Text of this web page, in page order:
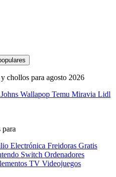
chollos para agosto 2026
Wallapop Temu Miravia Lidl
para
Electrónica Freidoras Gratis
Switch Ordenadores
TV Videojuegos